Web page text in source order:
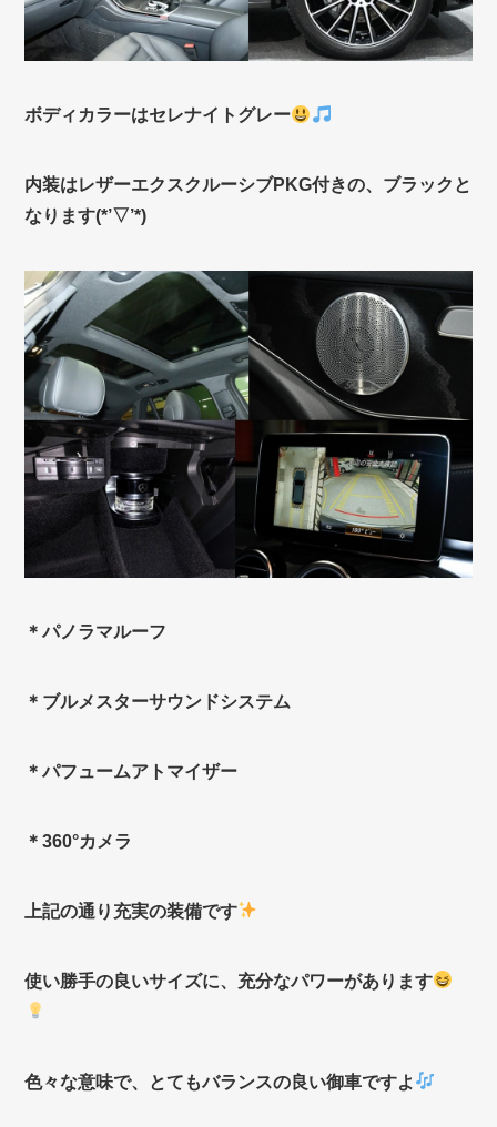
ボディカラーはセレナイトグレー
内装はレザーエクスクルーシブPKG付きの、ブラックと
なります(*’▽’*)
＊パノラマルーフ
＊ブルメスターサウンドシステム
＊パフュームアトマイザー
＊360°カメラ
上記の通り充実の装備です
使い勝手の良いサイズに、充分なパワーがあります
色々な意味で、とてもバランスの良い御車ですよ